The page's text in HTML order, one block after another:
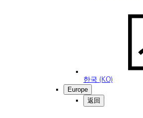
한국 (KO)
Europe
返回